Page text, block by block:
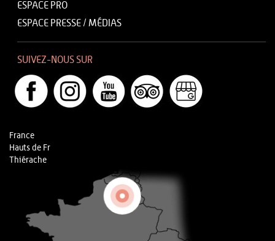
ESPACE PRO
ESPACE PRESSE / MÉDIAS
SUIVEZ-NOUS SUR
France
Hauts de Fr
Thiérache